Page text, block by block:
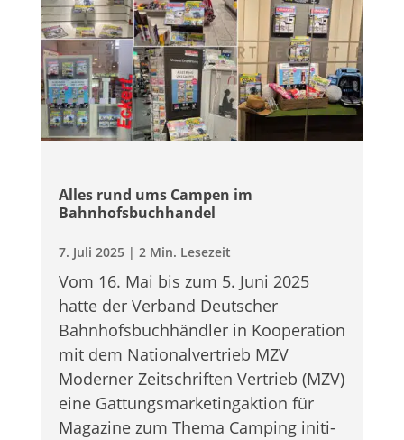
Alles rund ums Cam­pen im
Bahnhofsbuchhandel
7. Juli 2025| 2 Min. Lesezeit
Vom 16. Mai bis zum 5. Juni 2025
hatte der Ver­band Deut­scher
Bahnhofs­buchhändler in Koope­ra­tion
mit dem Natio­nal­ver­trieb MZV
Moder­ner Zeit­schrif­ten Ver­trieb (MZV)
eine Gat­tungs­mar­ke­ting­ak­tion für
Maga­zine zum Thema Cam­ping initi­